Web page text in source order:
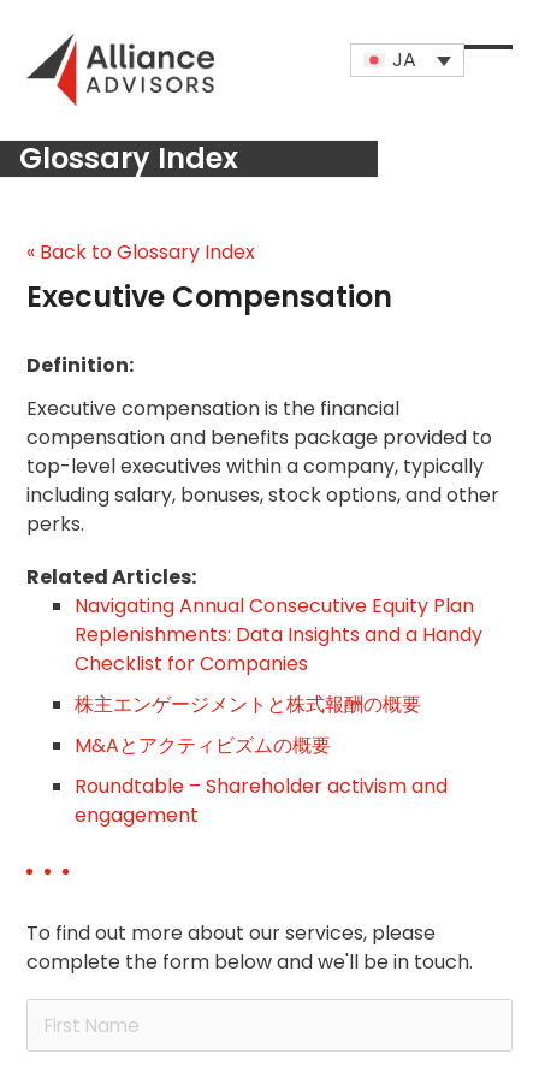
content
JA
Open
Close
Glossary Index
« Back to Glossary Index
Executive Compensation
Definition:
Executive compensation is the financial
compensation and benefits package provided to
top-level executives within a company, typically
including salary, bonuses, stock options, and other
perks.
Related Articles:
Navigating Annual Consecutive Equity Plan
Replenishments: Data Insights and a Handy
Checklist for Companies
株主エンゲージメントと株式報酬の概要
M&Aとアクティビズムの概要
Roundtable – Shareholder activism and
engagement
To find out more about our services, please
complete the form below and we'll be in touch.